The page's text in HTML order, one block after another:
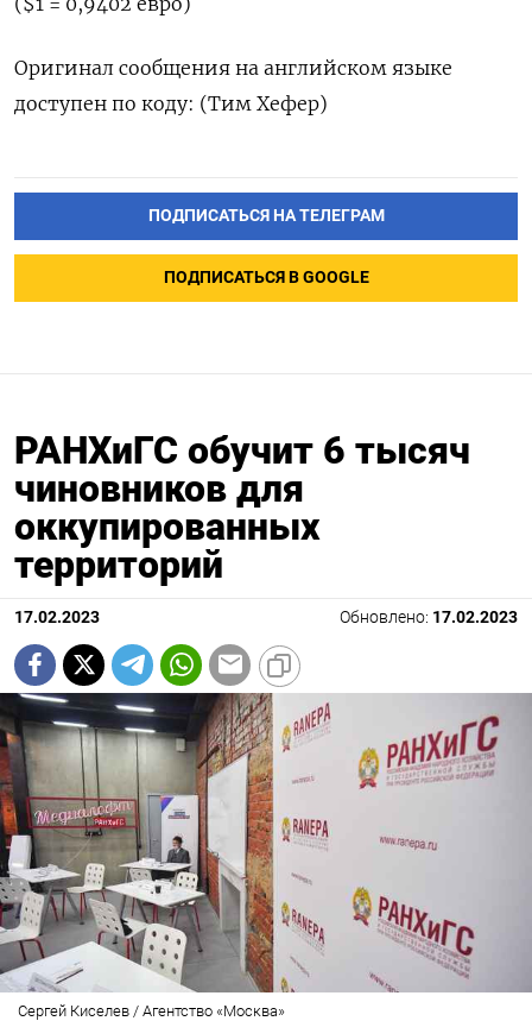
Оригинал сообщения на английском языке
доступен по коду: (Тим Хефер)
ПОДПИСАТЬСЯ НА ТЕЛЕГРАМ
ПОДПИСАТЬСЯ В GOOGLE
РАНХиГС обучит 6 тысяч
чиновников для
оккупированных
территорий
17.02.2023 Обновлено: 17.02.2023
Сергей Киселев / Агентство «Москва»